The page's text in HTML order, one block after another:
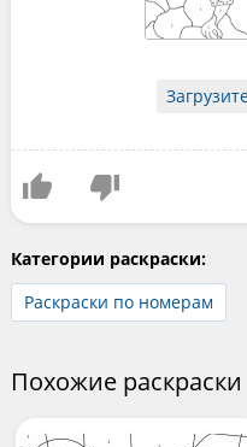
Категории раскраски:
Раскраски по номерам
Похожие раскраски